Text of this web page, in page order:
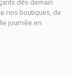
nos boutiques, de
journée en